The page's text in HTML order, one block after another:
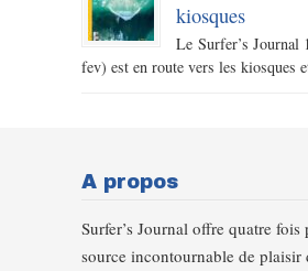
kiosques
Le Surfer’s Journal
fev) est en route vers les kiosques
A propos
Surfer’s Journal offre quatre fois
source incontournable de plaisir